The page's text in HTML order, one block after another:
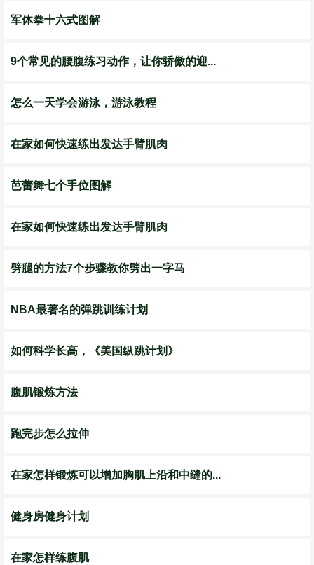
军体拳十六式图解
9个常见的腰腹练习动作，让你骄傲的迎...
怎么一天学会游泳，游泳教程
在家如何快速练出发达手臂肌肉
芭蕾舞七个手位图解
在家如何快速练出发达手臂肌肉
劈腿的方法7个步骤教你劈出一字马
NBA最著名的弹跳训练计划
如何科学长高，《美国纵跳计划》
腹肌锻炼方法
跑完步怎么拉伸
在家怎样锻炼可以增加胸肌上沿和中缝的...
健身房健身计划
在家怎样练腹肌